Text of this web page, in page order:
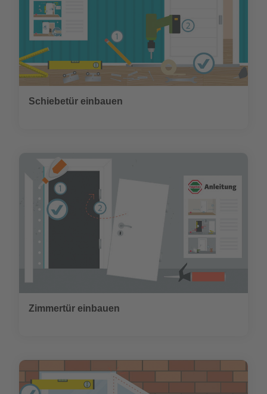
Schiebetür einbauen
Zimmertür einbauen